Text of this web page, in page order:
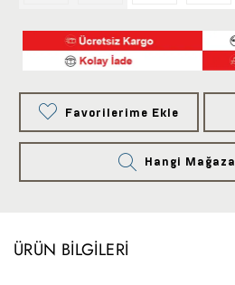
Favorilerime Ekle
Hangi
ÜRÜN BILGILERI